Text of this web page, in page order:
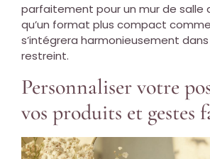
parfaitement pour un mur de salle
qu’un format plus compact
s’intégrera harmonieusement
restreint.
Personnaliser votre
vos produits et gestes